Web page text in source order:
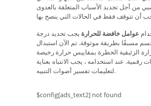
من أجل تجديد الأسباب المتعلقة بالعدوى
عوامل خافضة للحرارة يجب تحديد درجة
مسبقًا بطريقة موثوقة. تم الآن استبدال
الزئبقية الخطرة بمقاييس حرارة رخيصة
رقمية. عند استخدامه ، يجب الانتباه بعناية
لتعليمات تفسير أصوات التنبيه.
$config[ads_text2] not found